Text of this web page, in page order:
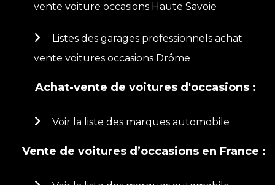
vente voiture occasions Haute Savoie
Listes des garages professionnels achat
vente voitures occasions Drôme
Achat-vente de voitures d'occasions :
Voir la liste des marques automobile
Vente de voitures d’occasions en France :